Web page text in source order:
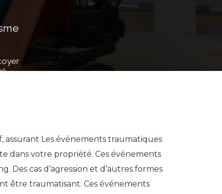
Les événements traumatiques
dans votre propriété. Ces événements
cas d’agression et d’autres formes
être traumatisant. Ces événements